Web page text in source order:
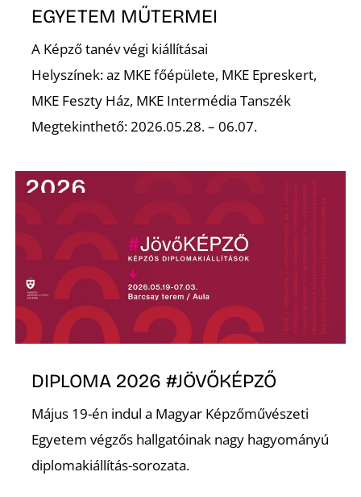
EGYETEM MŰTERMEI
A Képző tanév végi kiállításai
Helyszínek: az MKE főépülete, MKE Epreskert,
MKE Feszty Ház, MKE Intermédia Tanszék
Megtekinthető: 2026.05.28. – 06.07.
DIPLOMA 2026 #JÖVŐKÉPZŐ
Május 19-én indul a Magyar Képzőművészeti
Egyetem végzős hallgatóinak nagy hagyományú
diplomakiállítás-sorozata.